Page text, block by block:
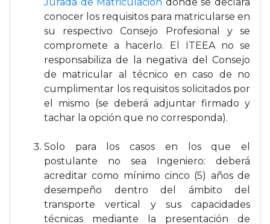
conocer los requisitos para matricularse en
su respectivo Consejo Profesional y se
compromete a hacerlo. El ITEEA no se
responsabiliza de la negativa del Consejo
de matricular al técnico en caso de no
cumplimentar los requisitos solicitados por
el mismo (se deberá adjuntar firmado y
tachar la opción que no corresponda).
Solo para los casos en los que el
postulante no sea Ingeniero: deberá
acreditar como mínimo cinco (5) años de
desempeño dentro del ámbito del
transporte vertical y sus capacidades
técnicas mediante la presentación de